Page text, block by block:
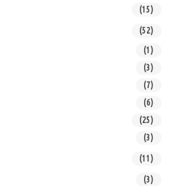
(15)
(52)
(1)
(3)
(7)
(6)
(25)
(3)
(11)
(3)